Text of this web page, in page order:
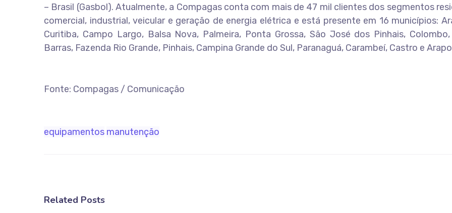
– Brasil (Gasbol). Atualmente, a Compagas conta com mais de 47 mil clientes dos segmentos
comercial, industrial, veicular e geração de energia elétrica e está presente em 16 municípios:
Curitiba, Campo Largo, Balsa Nova, Palmeira, Ponta Grossa, São José dos Pinhais,
Barras, Fazenda Rio Grande, Pinhais, Campina Grande do Sul, Paranaguá, Carambeí, Castro e
Fonte: Compagas / Comunicação
equipamentos manutenção
Related Posts